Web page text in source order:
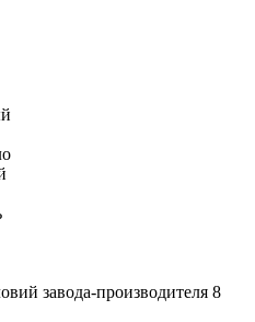
завода-производителя 8